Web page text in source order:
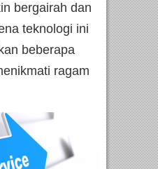
bergairah dan
teknologi ini
beberapa
ragam